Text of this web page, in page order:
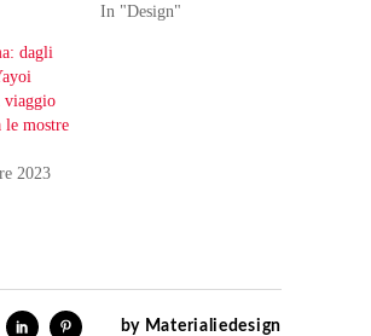
In "Design"
dagli
viaggio
le mostre
2023
by Materialiedesign